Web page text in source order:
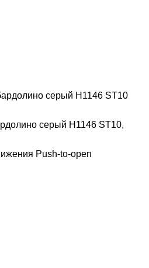
серый H1146 ST10
серый H1146 ST10,
Push-to-open